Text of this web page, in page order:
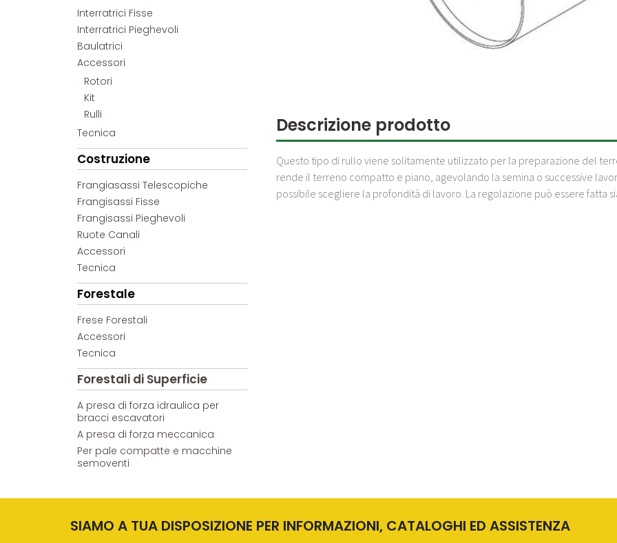
Descrizione prodotto
Questo tipo di rullo viene solitamente utilizzato per la preparazione del
rende il terreno compatto e piano, agevolando la semina o successive
possibile scegliere la profondità di lavoro. La regolazione può essere fatta
Interratrici Fisse
Interratrici Pieghevoli
Baulatrici
Accessori
Rotori
Kit
Rulli
Tecnica
Costruzione
Frangiasassi Telescopiche
Frangisassi Fisse
Frangisassi Pieghevoli
Ruote Canali
Accessori
Tecnica
Forestale
Frese Forestali
Accessori
Tecnica
Forestali di Superficie
A presa di forza idraulica per
bracci escavatori
A presa di forza meccanica
Per pale compatte e macchine
semoventi
SIAMO A TUA DISPOSIZIONE PER INFORMAZIONI, CATALOGHI ED ASSISTENZA